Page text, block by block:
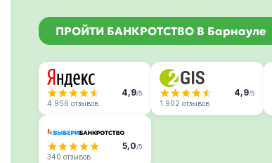
ПРОЙТИ БАНКРОТСТВО В Барнауле
4,9/5
4 956 отзывов
4,9/5
1 902 отзывов
5,0/5
340 отзывов